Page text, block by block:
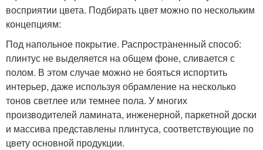
восприятии цвета. Подбирать цвет можно по нескольким
концепциям:
Под напольное покрытие. Распространенный способ:
плинтус не выделяется на общем фоне, сливается с
полом. В этом случае можно не бояться испортить
интерьер, даже используя обрамление на несколько
тонов светлее или темнее пола. У многих
производителей ламината, инженерной, паркетной доски
и массива представлены плинтуса, соответствующие по
цвету основной продукции.